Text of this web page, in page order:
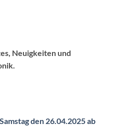
Neuigkeiten und
den 26.04.2025 ab